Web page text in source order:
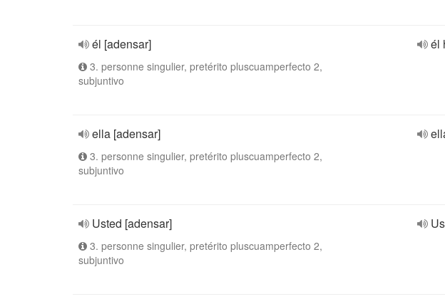
él [adensar]
3. personne singulier, pretérito pluscuamperfecto 2,
subjuntivo
él
ella [adensar]
3. personne singulier, pretérito pluscuamperfecto 2,
subjuntivo
Usted [adensar]
3. personne singulier, pretérito pluscuamperfecto 2,
subjuntivo